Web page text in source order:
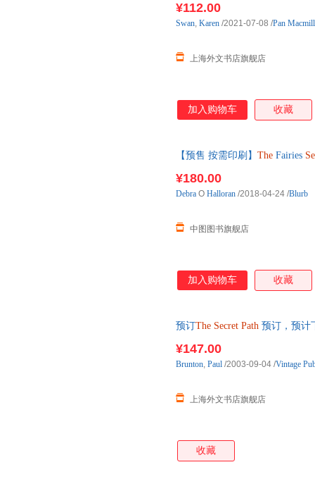
¥112.00
上海外文书店旗舰店
Swan, Karen /2021-07-08 /Pan
加入购物车 收藏
【预售 按需印刷】 The Fairies
¥180.00
中图图书旗舰店
Debra O Halloran /2018-04-24 /Blurb
加入购物车 收藏
预订The Secret Path 预订，预计
¥147.00
上海外文书店旗舰店
Brunton, Paul /2003-09-04 /Vintage
收藏